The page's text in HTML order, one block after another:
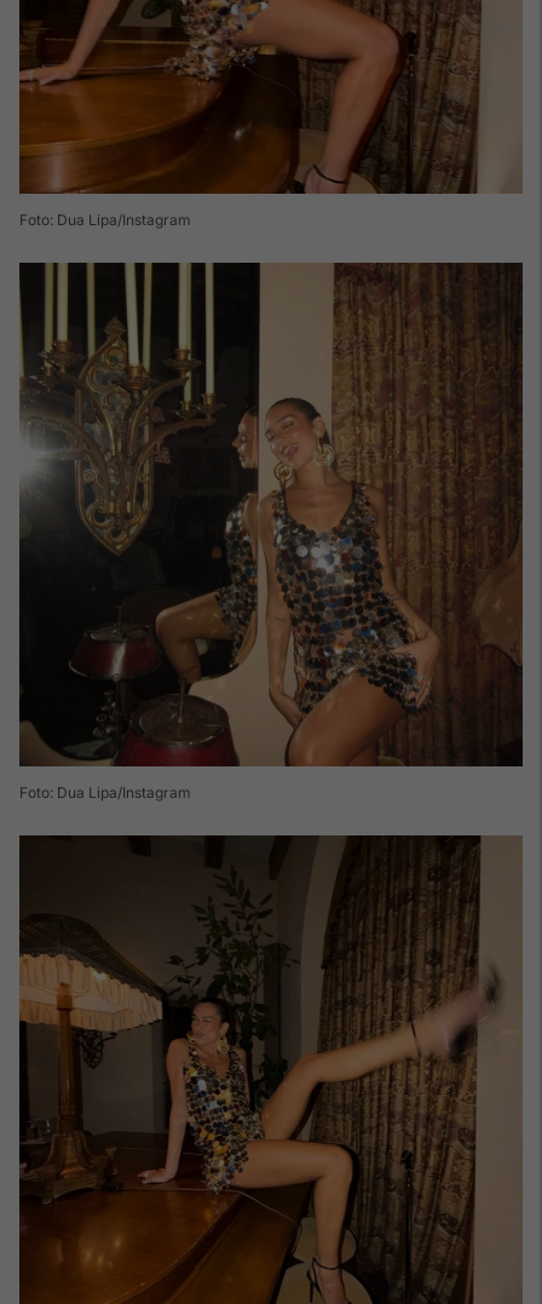
Foto: Dua Lipa/Instagram
Foto: Dua Lipa/Instagram